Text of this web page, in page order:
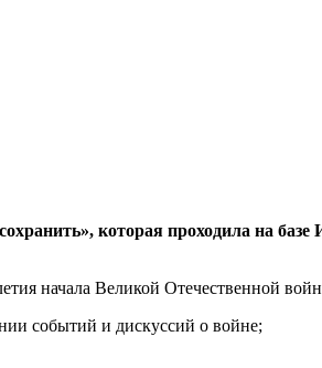
которая проходила на базе
начала Великой Отечественной
событий и дискуссий о войне;